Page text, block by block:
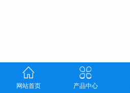
网站首页 产品中心